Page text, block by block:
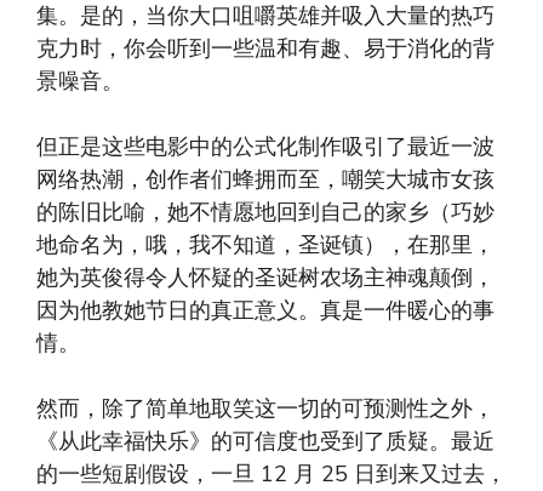
集。是的，当你大口咀嚼英雄并吸入大量的热巧
克力时，你会听到一些温和有趣、易于消化的背
景噪音。
但正是这些电影中的公式化制作吸引了最近一波
网络热潮，创作者们蜂拥而至，嘲笑大城市女孩
的陈旧比喻，她不情愿地回到自己的家乡（巧妙
地命名为，哦，我不知道，圣诞镇），在那里，
她为英俊得令人怀疑的圣诞树农场主神魂颠倒，
因为他教她节日的真正意义。真是一件暖心的事
情。
然而，除了简单地取笑这一切的可预测性之外，
《从此幸福快乐》的可信度也受到了质疑。最近
的一些短剧假设，一旦 12 月 25 日到来又过去，